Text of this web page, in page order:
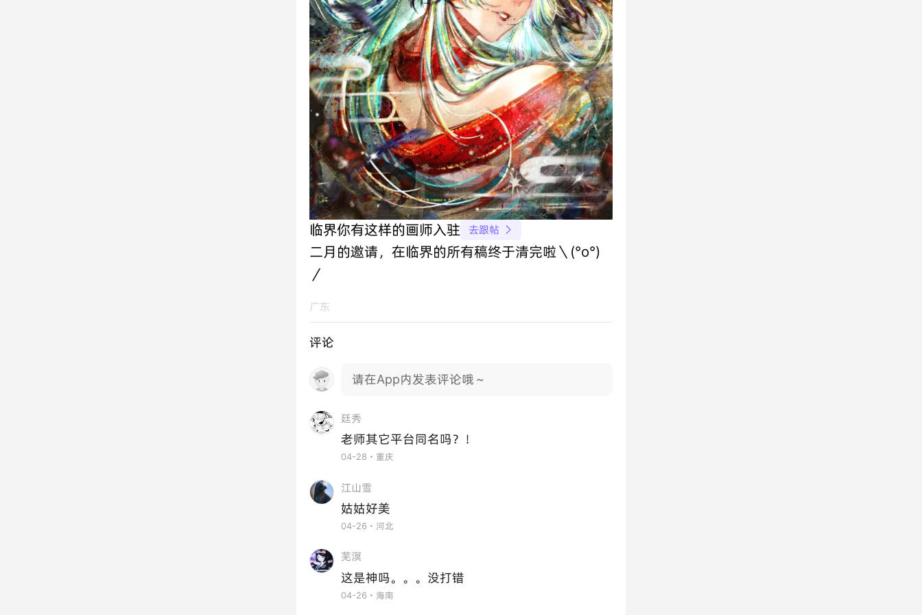
临界你有这样的画师入驻 去跟帖 
二月的邀请，在临界的所有稿终于清完啦＼(°o°)
／
广东
评论
请在App内发表评论哦～
廷秀
老师其它平台同名吗？！
04-28・重庆
江山雪
姑姑好美
04-26・河北
芜溟
这是神吗。。。没打错
04-26・海南